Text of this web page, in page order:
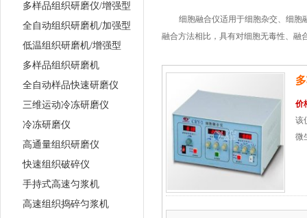
多样品组织研磨仪/增强型
全自动组织研磨机/加强型
低温组织研磨机/增强型
多样品组织研磨机
全自动样品快速研磨仪
三维运动冷冻研磨仪
冷冻研磨仪
高通量组织研磨仪
快速组织破碎仪
手持式高速匀浆机
高速组织捣碎匀浆机
细胞融合仪适用于细胞杂交、细胞
融合方法相比，具有对细胞无毒性、融
价
该
微